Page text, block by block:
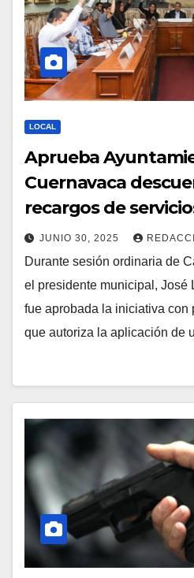
LOCAL
Aprueba
Cuernavaca
recargos de
JUNIO 30, 2025
Durante sesión ordinaria de
el presidente municipal, José
fue aprobada la iniciativa con
que autoriza la aplicación de